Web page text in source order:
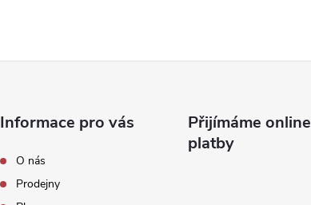
Informace pro vás
O nás
Prodejny
Přijímáme online
platby